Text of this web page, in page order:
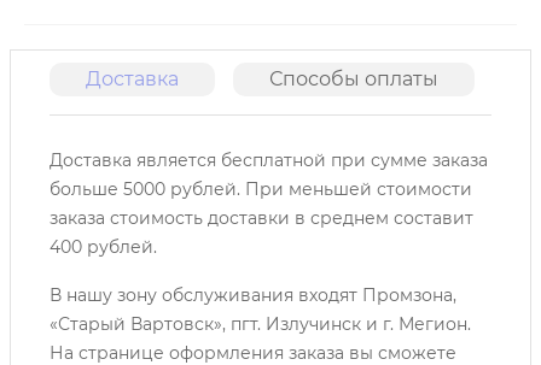
Доставка Способы оплаты
Доставка является бесплатной при сумме заказа
больше 5000 рублей. При меньшей стоимости
заказа стоимость доставки в среднем составит
400 рублей.
В нашу зону обслуживания входят Промзона,
«Старый Вартовск», пгт. Излучинск и г. Мегион.
На странице оформления заказа вы сможете